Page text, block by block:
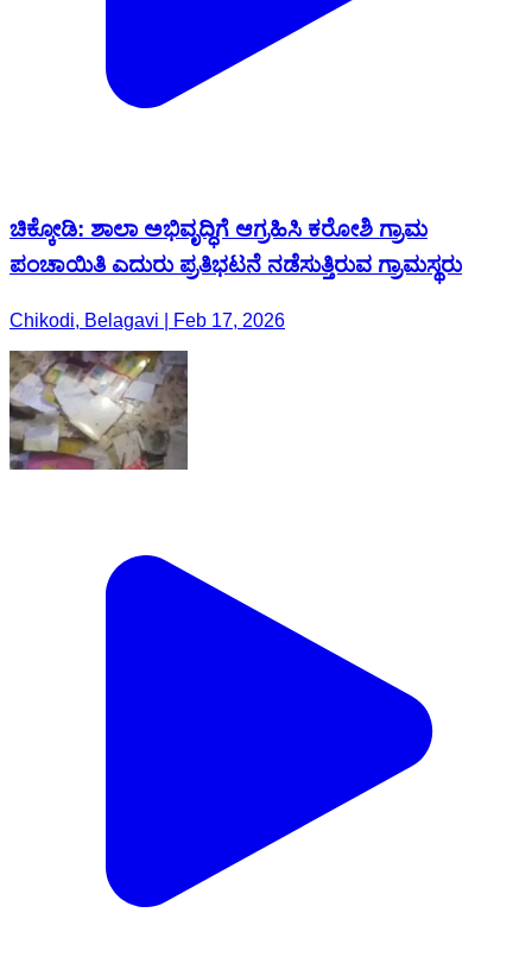
ಚಿಕ್ಕೋಡಿ: ಶಾಲಾ ಅಭಿವೃದ್ಧಿಗೆ ಆಗ್ರಹಿಸಿ ಕರೋಶಿ ಗ್ರಾಮ
ಪಂಚಾಯಿತಿ ಎದುರು ಪ್ರತಿಭಟನೆ ನಡೆಸುತ್ತಿರುವ ಗ್ರಾಮಸ್ಥರು
Chikodi, Belagavi | Feb 17, 2026